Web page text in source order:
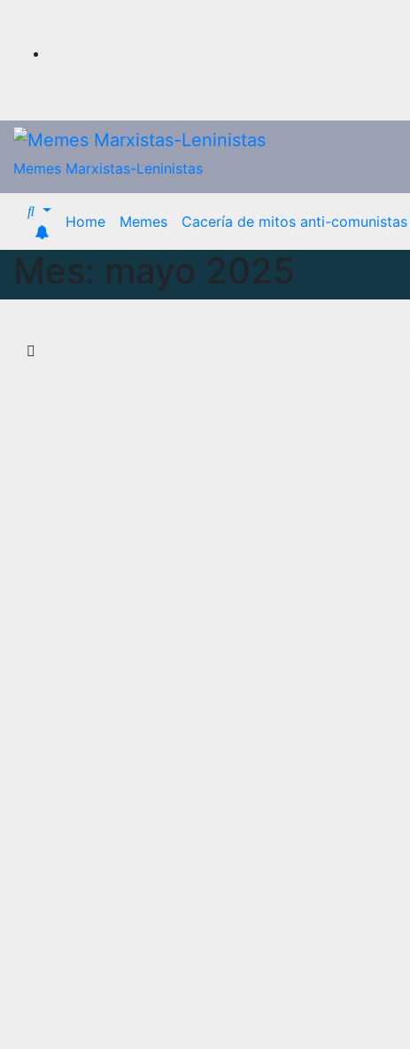
contenido
Memes Marxistas-Leninistas
Home Memes Cacería de mitos anti-comunistas
Mes: mayo 2025